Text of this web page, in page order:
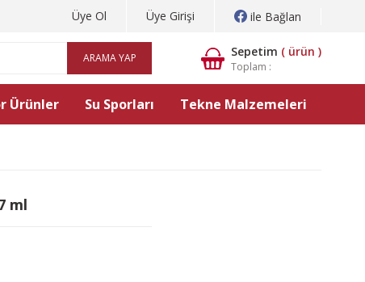
Üye Ol Üye Girişi ile Bağlan
ARAMA YAP Sepetim ( ürün )
Toplam :
Ürünler Su Sporları Tekne Malzemeleri
ml